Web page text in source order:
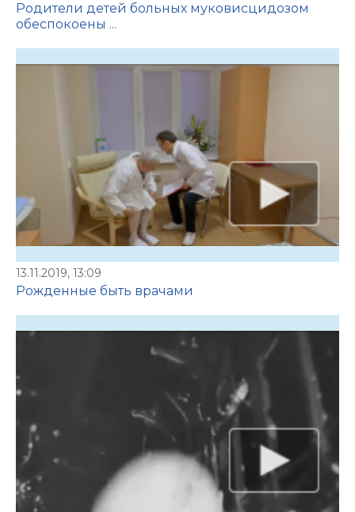
Родители детей больных муковисцидозом
обеспокоены ...
13.11.2019, 13:09
Рожденные быть врачами